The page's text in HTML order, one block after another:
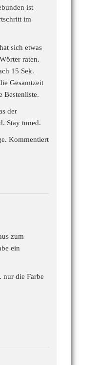
ist
im
sich etwas
raten.
15 Sek.
Gesamtzeit
Bestenliste.
der
Stay tuned.
Kommentiert
zum
ein
nur die Farbe